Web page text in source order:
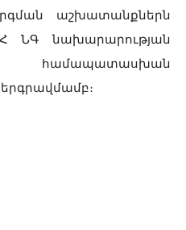
աշխատանքներն
ՆԳ նախարարության